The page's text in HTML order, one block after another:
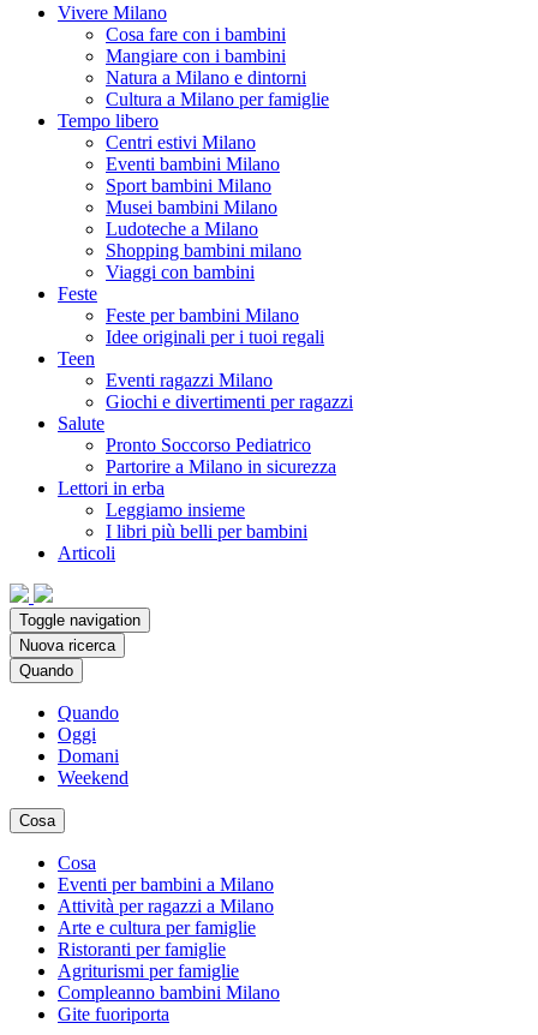
Vivere Milano
Cosa fare con i bambini
Mangiare con i bambini
Natura a Milano e dintorni
Cultura a Milano per famiglie
Tempo libero
Centri estivi Milano
Eventi bambini Milano
Sport bambini Milano
Musei bambini Milano
Ludoteche a Milano
Shopping bambini milano
Viaggi con bambini
Feste
Feste per bambini Milano
Idee originali per i tuoi regali
Teen
Eventi ragazzi Milano
Giochi e divertimenti per ragazzi
Salute
Pronto Soccorso Pediatrico
Partorire a Milano in sicurezza
Lettori in erba
Leggiamo insieme
I libri più belli per bambini
Articoli
Toggle navigation
Nuova ricerca
Quando
Quando
Oggi
Domani
Weekend
Cosa
Cosa
Eventi per bambini a Milano
Attività per ragazzi a Milano
Arte e cultura per famiglie
Ristoranti per famiglie
Agriturismi per famiglie
Compleanno bambini Milano
Gite fuoriporta